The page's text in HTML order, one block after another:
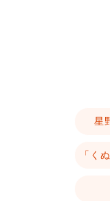
星
「く